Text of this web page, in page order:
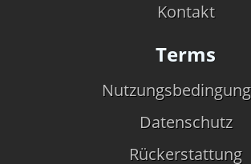
Kontakt
Terms
Datenschutz
Rückerstattung